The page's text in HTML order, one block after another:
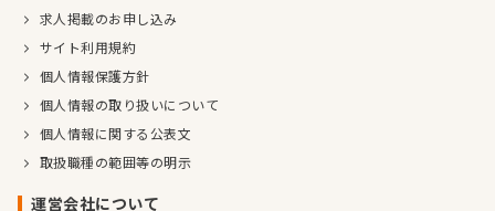
飲食が好きな方、自分の店を持ちたいという夢がある方、働く
環境も待遇も大切にしたい方、どんな方にも成長とやりがいが
見つかる職場です。あなたらしく働ける場所を、ここで一緒に
つくっていきませんか？
求人掲載のお申し込み
サイト利用規約
個人情報保護方針
個人情報の取り扱いについて
個人情報に関する公表文
取扱職種の範囲等の明示
運営会社について